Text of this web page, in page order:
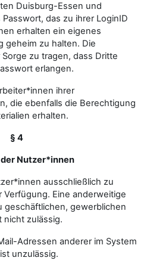
Duisburg-Essen und
das zu ihrer LoginID
erhalten ein eigenes
geheim zu halten. Die
zu tragen, dass Dritte
erlangen.
ihrer
die ebenfalls die Berechtigung
erhalten.
§ 4
Nutzer*innen
ausschließlich zu
Eine anderweitige
geschäftlichen, gewerblichen
nicht zulässig.
Adressen anderer im System
unzulässig.